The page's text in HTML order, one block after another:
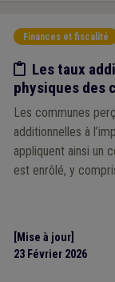
Finances et fiscalité
Etude/
Les taux
physiques des
Les communes
additionnelles à
appliquent ainsi un
est enrôlé, y
[Mise à jour]
23 Février 2026